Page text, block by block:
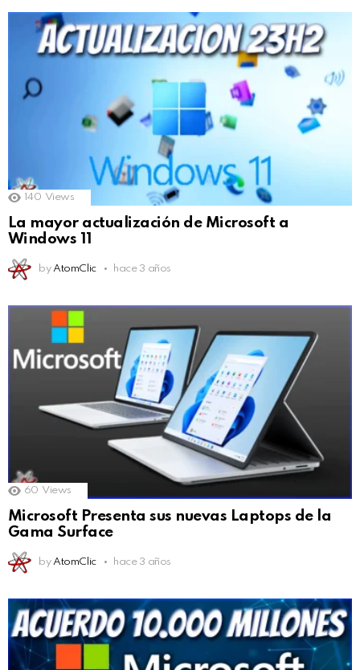
140 Views
La mayor actualización de Microsoft a
Windows 11
by AtomClic hace 3 años
60 Views
Microsoft Presenta sus nuevas Laptops de la
Gama Surface
by AtomClic hace 3 años